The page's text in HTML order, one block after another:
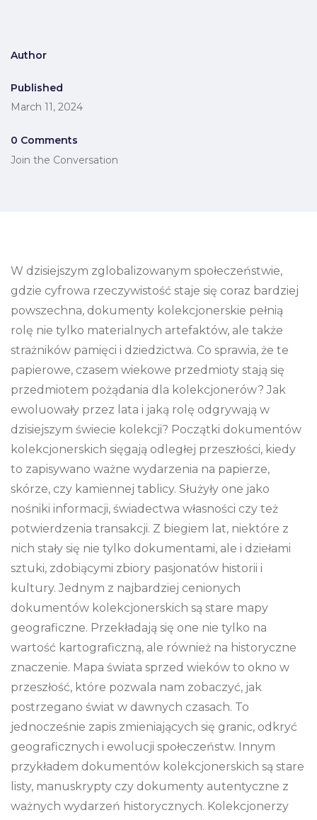
Author
Published
March 11, 2024
0 Comments
Join the Conversation
W dzisiejszym zglobalizowanym społeczeństwie,
gdzie cyfrowa rzeczywistość staje się coraz bardziej
powszechna, dokumenty kolekcjonerskie pełnią
rolę nie tylko materialnych artefaktów, ale także
strażników pamięci i dziedzictwa. Co sprawia, że te
papierowe, czasem wiekowe przedmioty stają się
przedmiotem pożądania dla kolekcjonerów? Jak
ewoluowały przez lata i jaką rolę odgrywają w
dzisiejszym świecie kolekcji? Początki dokumentów
kolekcjonerskich sięgają odległej przeszłości, kiedy
to zapisywano ważne wydarzenia na papierze,
skórze, czy kamiennej tablicy. Służyły one jako
nośniki informacji, świadectwa własności czy też
potwierdzenia transakcji. Z biegiem lat, niektóre z
nich stały się nie tylko dokumentami, ale i dziełami
sztuki, zdobiącymi zbiory pasjonatów historii i
kultury. Jednym z najbardziej cenionych
dokumentów kolekcjonerskich są stare mapy
geograficzne. Przekładają się one nie tylko na
wartość kartograficzną, ale również na historyczne
znaczenie. Mapa świata sprzed wieków to okno w
przeszłość, które pozwala nam zobaczyć, jak
postrzegano świat w dawnych czasach. To
jednocześnie zapis zmieniających się granic, odkryć
geograficznych i ewolucji społeczeństw. Innym
przykładem dokumentów kolekcjonerskich są stare
listy, manuskrypty czy dokumenty autentyczne z
ważnych wydarzeń historycznych. Kolekcjonerzy